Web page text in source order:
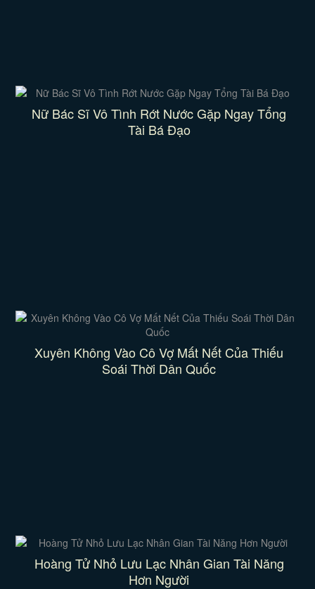
Nữ Bác Sĩ Vô Tình Rớt Nước Gặp Ngay Tổng
Tài Bá Đạo
Xuyên Không Vào Cô Vợ Mất Nết Của Thiếu
Soái Thời Dân Quốc
Hoàng Tử Nhỏ Lưu Lạc Nhân Gian Tài Năng
Hơn Người